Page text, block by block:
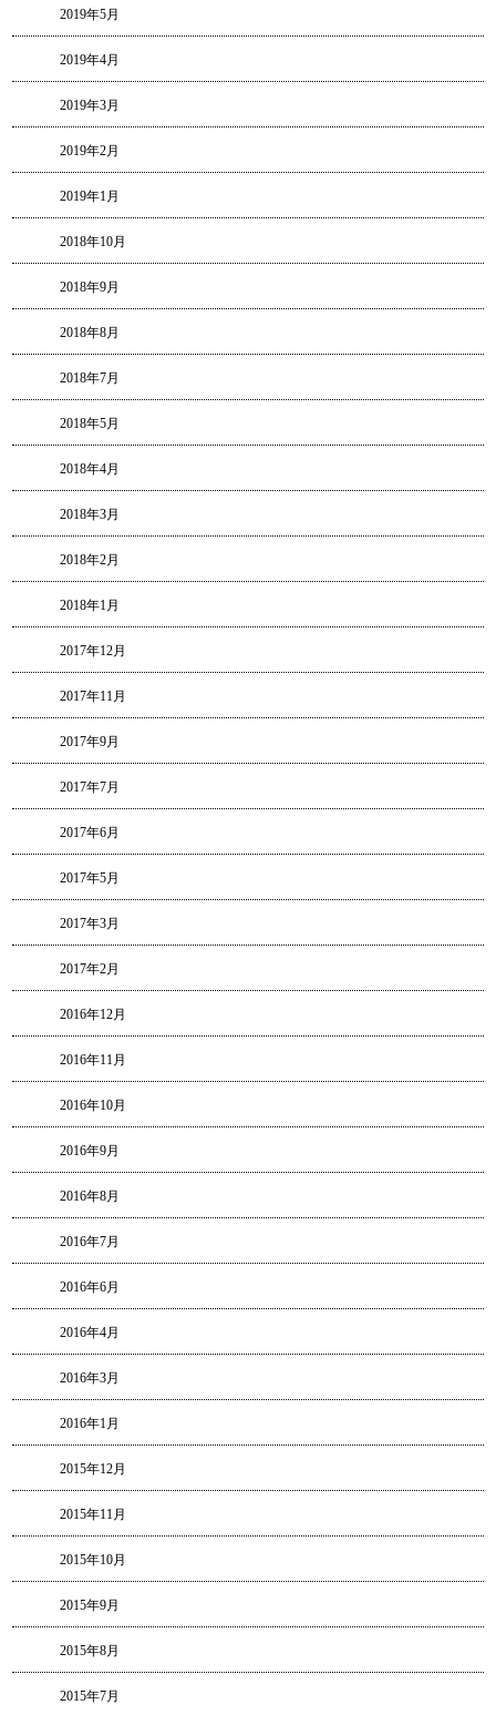
2019年5月
2019年4月
2019年3月
2019年2月
2019年1月
2018年10月
2018年9月
2018年8月
2018年7月
2018年5月
2018年4月
2018年3月
2018年2月
2018年1月
2017年12月
2017年11月
2017年9月
2017年7月
2017年6月
2017年5月
2017年3月
2017年2月
2016年12月
2016年11月
2016年10月
2016年9月
2016年8月
2016年7月
2016年6月
2016年4月
2016年3月
2016年1月
2015年12月
2015年11月
2015年10月
2015年9月
2015年8月
2015年7月